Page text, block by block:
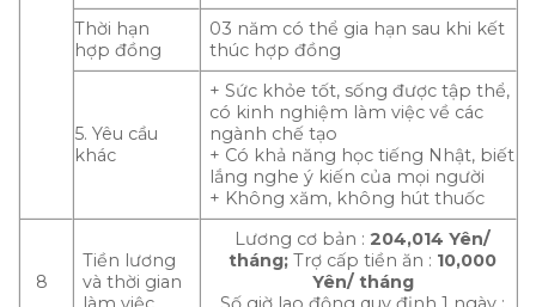
Thời hạn
hợp đồng
03 năm có thể gia hạn sau khi kết
thúc hợp đồng
5. Yêu cầu
khác
+ Sức khỏe tốt, sống được tập thể,
có kinh nghiệm làm việc về các
ngành chế tạo
+ Có khả năng học tiếng Nhật, biết
lắng nghe ý kiến của mọi người
+ Không xăm, không hút thuốc
8
Tiền lương
và thời gian
Lương cơ bản :204,014 Yên/
tháng; Trợ cấp tiền ăn : 10,000
Yên/ tháng